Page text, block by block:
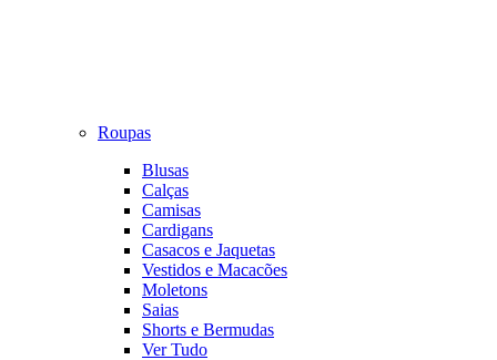
Roupas
Blusas
Calças
Camisas
Cardigans
Casacos e Jaquetas
Vestidos e Macacões
Moletons
Saias
Shorts e Bermudas
Ver Tudo